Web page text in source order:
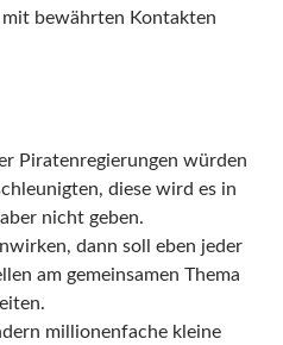
bewährten Kontakten
Piratenregierungen würden
diese wird es in
nicht geben.
dann soll eben jeder
am gemeinsamen Thema
millionenfache kleine